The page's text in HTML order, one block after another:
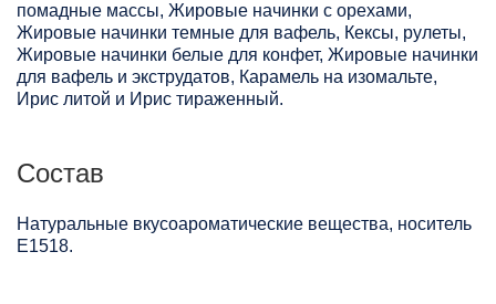
помадные массы, Жировые начинки с орехами,
Жировые начинки темные для вафель, Кексы, рулеты,
Жировые начинки белые для конфет, Жировые начинки
для вафель и экструдатов, Карамель на изомальте,
Ирис литой и Ирис тираженный.
Состав
Натуральные вкусоароматические вещества, носитель
Е1518.